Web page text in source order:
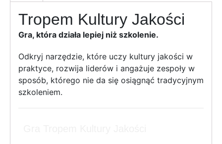
Tropem Kultury Jakości
Gra, która działa lepiej niż szkolenie.
Odkryj narzędzie, które uczy kultury jakości w
praktyce, rozwija liderów i angażuje zespoły w
sposób, którego nie da się osiągnąć tradycyjnym
szkoleniem.